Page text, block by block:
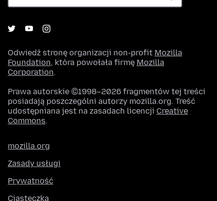
Odwiedź stronę organizacji non-profit Mozilla
Foundation, która powołała firmę Mozilla
Corporation.
Prawa autorskie ©1998–2026 fragmentów tej treści
posiadają poszczególni autorzy mozilla.org. Treść
udostępniana jest na zasadach licencji Creative
Commons.
mozilla.org
Zasady usługi
Prywatność
Ciasteczka